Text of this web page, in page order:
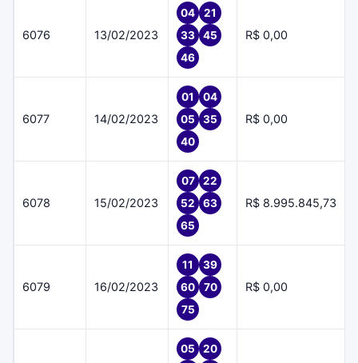
6076 13/02/2023
04
21
33
45
46
R$ 0,00
6077 14/02/2023
01
04
05
35
40
R$ 0,00
6078 15/02/2023
07
22
52
63
65
R$ 8.995.845,73
6079 16/02/2023
11
39
60
70
75
R$ 0,00
05
20